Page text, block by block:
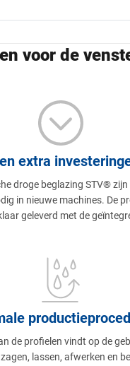
voor de
extra
droge beglazing STV®
in nieuwe machines. De
geleverd met de
de profielen vindt op de
lassen, afwerken en